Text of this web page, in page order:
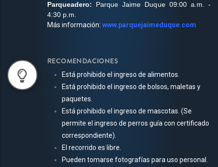
Parqueadero: Parque Jaime Duque 09:00 a.m. -
4:30 p.m.
Más información: www.parquejaimeduque.com
RECOMENDACIONES
Está prohibido el ingreso de alimentos.
Está prohibido el ingreso de bolsos, maletas y
paquetes.
Está prohibido el ingreso de mascotas. (Se
permite el ingreso de perros guía con certificado
correspondiente).
El recorrido es libre.
Pueden tomarse fotografías para uso personal.